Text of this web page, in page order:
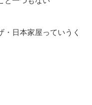
日本家屋っていうく